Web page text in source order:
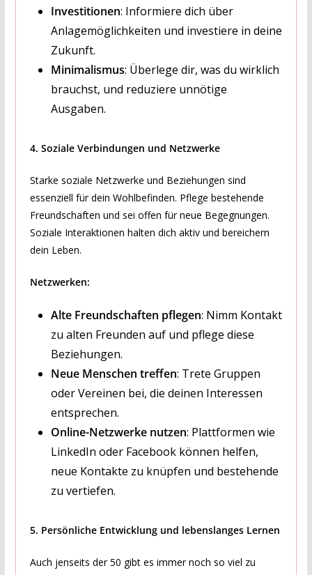
Investitionen: Informiere dich über
Anlagemöglichkeiten und investiere in deine
Zukunft.
Minimalismus: Überlege dir, was du wirklich
brauchst, und reduziere unnötige
Ausgaben.
4. Soziale Verbindungen und Netzwerke
Starke soziale Netzwerke und Beziehungen sind
essenziell für dein Wohlbefinden. Pflege bestehende
Freundschaften und sei offen für neue Begegnungen.
Soziale Interaktionen halten dich aktiv und bereichern
dein Leben.
Netzwerken:
Alte Freundschaften pflegen: Nimm Kontakt
zu alten Freunden auf und pflege diese
Beziehungen.
Neue Menschen treffen: Trete Gruppen
oder Vereinen bei, die deinen Interessen
entsprechen.
Online-Netzwerke nutzen: Plattformen wie
LinkedIn oder Facebook können helfen,
neue Kontakte zu knüpfen und bestehende
zu vertiefen.
5. Persönliche Entwicklung und lebenslanges Lernen
Auch jenseits der 50 gibt es immer noch so viel zu